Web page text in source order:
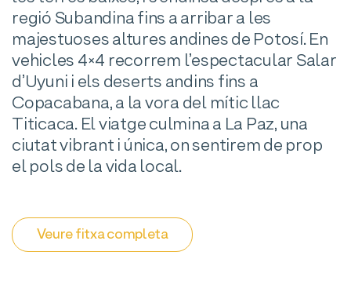
regió Subandina fins a arribar a les
majestuoses altures andines de Potosí. En
vehicles 4×4 recorrem l’espectacular Salar
d’Uyuni i els deserts andins fins a
Copacabana, a la vora del mític llac
Titicaca. El viatge culmina a La Paz, una
ciutat vibrant i única, on sentirem de prop
el pols de la vida local.
Veure fitxa completa